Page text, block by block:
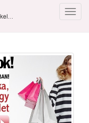
T
l
e
n
a
v
i